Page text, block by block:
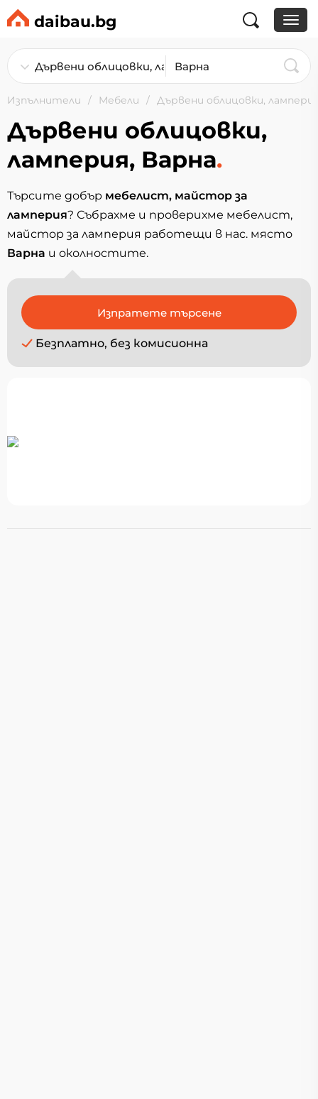
daibau.bg
Изпълнители Мебели Дървени облицовки,
Дървени облицовки,
ламперия, Варна.
Търсите добър мебелист, майстор за
ламперия? Събрахме и проверихме мебелист,
майстор за ламперия работещи в нас. място
Варна и околностите.
Безплатно, без комисионна